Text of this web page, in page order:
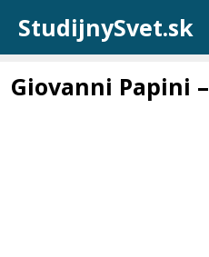
obsah
StudijnySvet.sk
Giovanni Papini